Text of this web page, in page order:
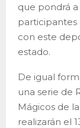
que pondrá
participantes
con este
estado.
De igual
una serie de
Mágicos de
realizarán el